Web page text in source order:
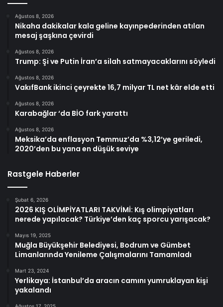
Ağustos 8, 2026
Nikaha dakikalar kala geline kayınpederinden atılan
mesaj şaşkına çevirdi
Ağustos 8, 2026
Trump: Şi ve Putin İran’a silah satmayacaklarını söyledi
Ağustos 8, 2026
VakıfBank ikinci çeyrekte 16,7 milyar TL net kâr elde etti
Ağustos 8, 2026
Karabağlar ‘da BİO fark yarattı
Ağustos 8, 2026
Meksika’da enflasyon Temmuz’da %3,12’ye geriledi,
2020’den bu yana en düşük seviye
Rastgele Haberler
Şubat 6, 2026
2026 KIŞ OLİMPİYATLARI TAKVİMİ: Kış olimpiyatları
nerede yapılacak? Türkiye’den kaç sporcu yarışacak?
Mayıs 19, 2025
Muğla Büyükşehir Belediyesi, Bodrum ve Gümbet
Limanlarında Yenileme Çalışmalarını Tamamladı
Mart 23, 2024
Yerlikaya: İstanbul’da aracın camını yumruklayan kişi
yakalandı